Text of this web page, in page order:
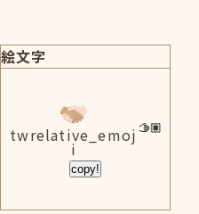
絵文字
twrelative_emoj
i
copy!